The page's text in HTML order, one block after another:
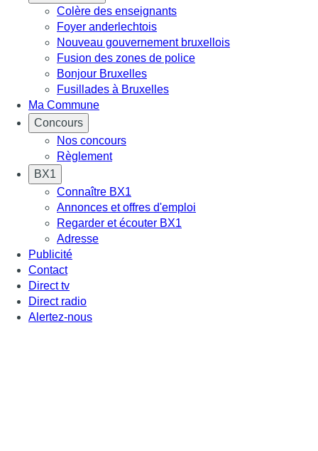
Colère des enseignants
Foyer anderlechtois
Nouveau gouvernement bruxellois
Fusion des zones de police
Bonjour Bruxelles
Fusillades à Bruxelles
Ma Commune
Concours
Nos concours
Règlement
BX1
Connaître BX1
Annonces et offres d'emploi
Regarder et écouter BX1
Adresse
Publicité
Contact
Direct tv
Direct radio
Alertez-nous